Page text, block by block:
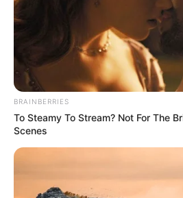
Você pode utilizar até
você quiser algo mais seguro
reaproveitado em outras
BRAINBERRIES
To Steamy To Stream? Not For The
Scenes